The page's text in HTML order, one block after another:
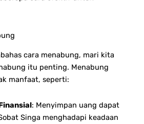
cara menabung, mari kita
itu penting. Menabung
manfaat, seperti:
: Menyimpan uang dapat
Singa menghadapi keadaan